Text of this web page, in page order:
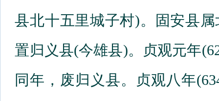
县北十五里城子村)。固安县
置归义县(今雄县)。贞观元年
同年，废归义县。贞观八年